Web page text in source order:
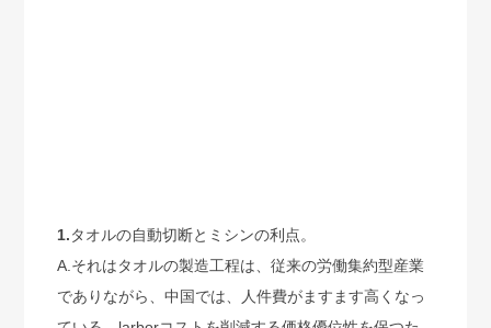
1.タオルの自動切断とミシンの利点。
A.それはタオルの製造工程は、従来の労働集約型産業
でありながら、中国では、人件費がますます高くなっ